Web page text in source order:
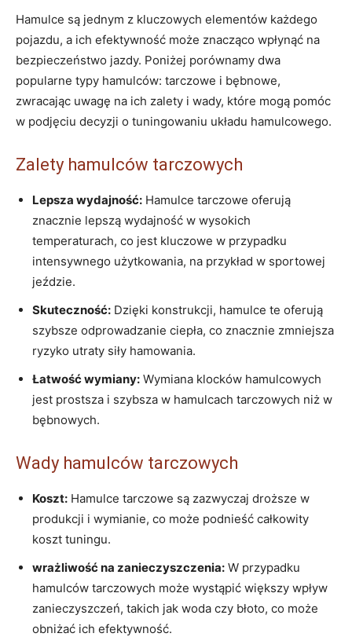
Hamulce są jednym z kluczowych elementów każdego
pojazdu, a ich efektywność może znacząco wpłynąć na
bezpieczeństwo jazdy. Poniżej porównamy dwa
popularne typy hamulców: tarczowe i bębnowe,
zwracając uwagę na ich zalety i wady, które mogą pomóc
w podjęciu decyzji o tuningowaniu układu hamulcowego.
Zalety hamulców tarczowych
Lepsza wydajność: Hamulce tarczowe oferują
znacznie lepszą wydajność w wysokich
temperaturach, co jest kluczowe w przypadku
intensywnego użytkowania, na przykład w sportowej
jeździe.
Skuteczność: Dzięki konstrukcji, hamulce te oferują
szybsze odprowadzanie ciepła, co znacznie zmniejsza
ryzyko utraty siły hamowania.
Łatwość wymiany: Wymiana klocków hamulcowych
jest prostsza i szybsza w hamulcach tarczowych niż w
bębnowych.
Wady hamulców tarczowych
Koszt: Hamulce tarczowe są zazwyczaj droższe w
produkcji i wymianie, co może podnieść całkowity
koszt tuningu.
wrażliwość na zanieczyszczenia: W przypadku
hamulców tarczowych może wystąpić większy wpływ
zanieczyszczeń, takich jak woda czy błoto, co może
obniżać ich efektywność.